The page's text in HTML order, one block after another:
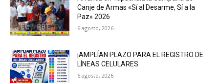
Canje de Armas «Sí al Desarme, Sí a la
Paz» 2026
6 agosto, 2026
¡AMPLÍAN PLAZO PARA EL REGISTRO DE
LÍNEAS CELULARES
6 agosto, 2026